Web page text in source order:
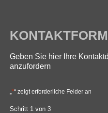
Geben Sie hier Ihre
anzufordern
*“ zeigt erforderliche Felder an
Schritt 1 von 3